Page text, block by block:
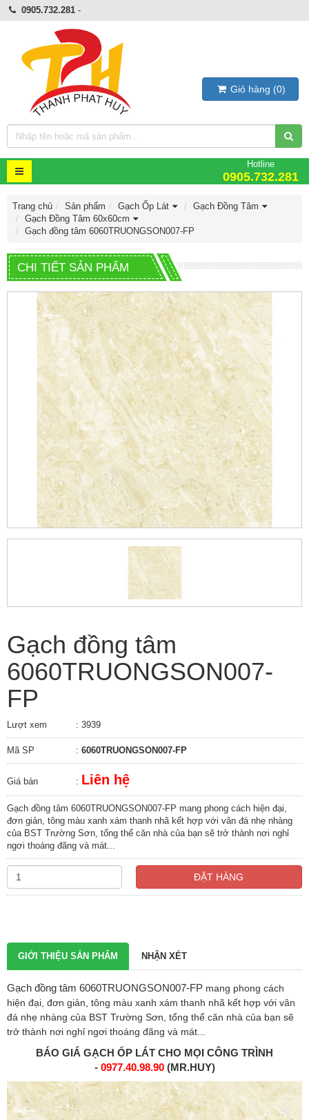
0905.732.281-
Giỏ hàng (0)
Hotline
0905.732.281
Trang chủ Sản phẩm Gạch Ốp Lát
Gạch Đồng Tâm
Gạch Đồng Tâm 60x60cm
Gạch đồng tâm 6060TRUONGSON007-FP
CHI TIẾT SẢN PHẨM
Gạch đồng tâm
6060TRUONGSON007-
FP
Lượt xem : 3939
Mã SP : 6060TRUONGSON007-FP
Giá bán : Liên hệ
Gạch đồng tâm 6060TRUONGSON007-FP mang phong cách hiện đại,
đơn giản, tông màu xanh xám thanh nhã kết hợp với vân đá nhẹ nhàng
của BST Trường Sơn, tổng thể căn nhà của bạn sẽ trở thành nơi nghỉ
ngơi thoáng đãng và mát...
ĐẶT HÀNG
GIỚI THIỆU SẢN PHẨM NHẬN XÉT
Gạch đồng tâm 6060TRUONGSON007-FP mang phong cách
hiện đại, đơn giản, tông màu xanh xám thanh nhã kết hợp với vân
đá nhẹ nhàng của BST Trường Sơn, tổng thể căn nhà của bạn sẽ
trở thành nơi nghỉ ngơi thoáng đãng và mát...
BÁO GIÁ GẠCH ỐP LÁT CHO MỌI CÔNG TRÌNH
- 0977.40.98.90(MR.HUY)